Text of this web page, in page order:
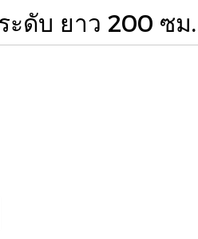
ะดับ ยาว 200 ซม.